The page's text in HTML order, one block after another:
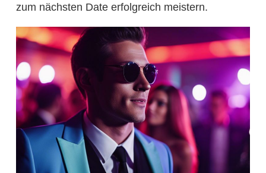
zum nächsten Date erfolgreich meistern.